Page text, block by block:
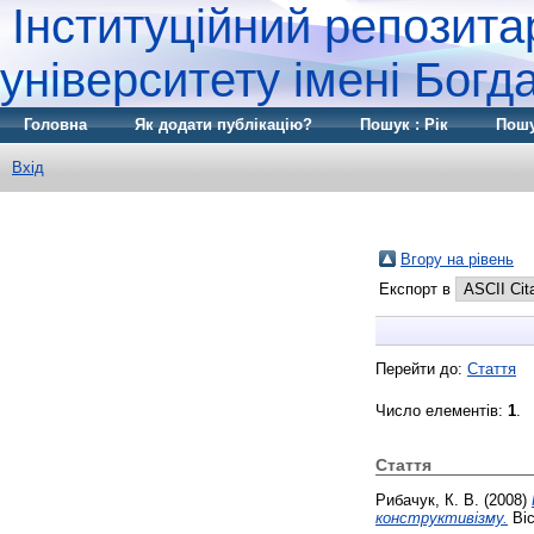
Інституційний
університету імені
Головна Як додати публікацію? Пошук : Рік
Вхід
Вгору на рівень
Експорт в
Перейти до: Стаття
Число елементів: 1
Стаття
Рибачук, К. В. (2008)
конструктивізму.